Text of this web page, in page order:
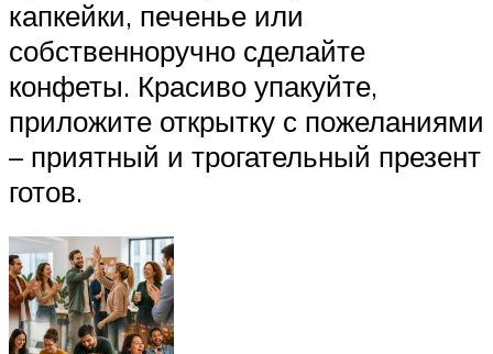
капкейки, печенье или
собственноручно сделайте
конфеты. Красиво упакуйте,
приложите открытку с пожеланиями
– приятный и трогательный презент
готов.